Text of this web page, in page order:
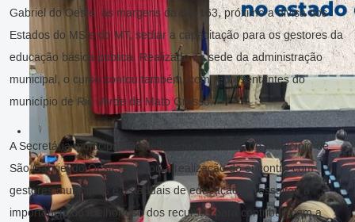
Gabriel do Oeste, às margens da BR-163, próximo a divisa dos
Estados do MS e do MT, sediar a capacitação para os gestores da
educação básica pública. Realizado na sede da administração
municipal, o curso contou também, com representantes do
município de Rio Verde de Mato Grosso.
A Secretária municipal, Danielle Souza Emilian, do município de
São Gabriel do Oeste, saudou a realização do encontro com
gestores municipais e estaduais de educação, e ressaltou a
importância do melhor uso dos recursos para contribuir com a